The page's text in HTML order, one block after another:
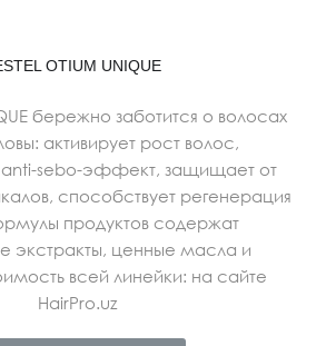
OTIUM UNIQUE
бережно заботится о волосах
активирует рост волос,
anti-sebo-эффект, защищает от
способствует регенерация
продуктов содержат
экстракты, ценные масла и
всей линейки: на сайте
HairPro.uz